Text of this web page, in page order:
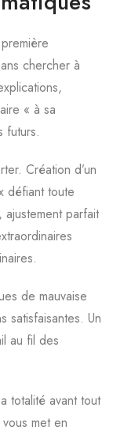
chercher à
« à sa
futurs.
Création d’un
défiant toute
parfait
de mauvaise
satisfaisantes. Un
au fil des
totalité avant tout
met en